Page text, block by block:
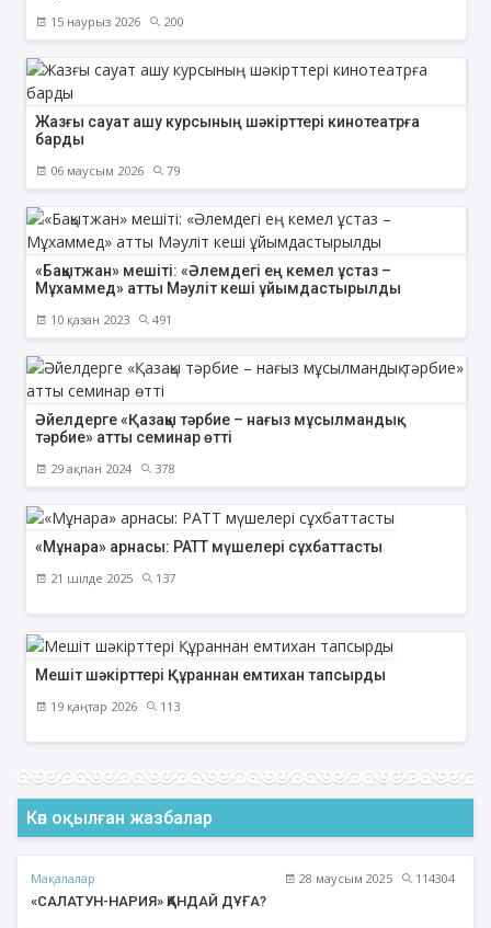
15 наурыз 2026 200
Жазғы сауат ашу курсының шәкірттері кинотеатрға
барды
06 маусым 2026 79
«Бақытжан» мешіті: «Әлемдегі ең кемел ұстаз –
Мұхаммед» атты Мәуліт кеші ұйымдастырылды
10 қазан 2023 491
Әйелдерге «Қазақы тәрбие – нағыз мұсылмандық
тәрбие» атты семинар өтті
29 ақпан 2024 378
«Мұнара» арнасы: РАТТ мүшелері сұхбаттасты
21 шілде 2025 137
Мешіт шәкірттері Құраннан емтихан тапсырды
19 қаңтар 2026 113
Көп оқылған жазбалар
Мақалалар 28 маусым 2025
114304
«САЛАТУН-НАРИЯ» ҚАНДАЙ ДҰҒА?